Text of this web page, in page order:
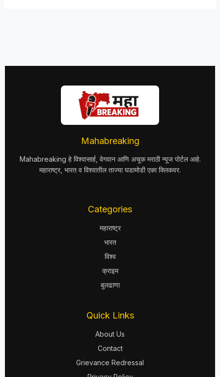
Mahabreaking
Mahabreaking हे विश्वासार्ह, वेगवान आणि अचूक मराठी न्यूज पोर्टल आहे.
महाराष्ट्र, भारत व विश्वातील ताज्या घडामोडी एका क्लिकवर.
Categories
महाराष्ट्र
भारत
विश्व
क्राइम
बुलढाणा
Quick Links
About Us
Contact
Grievance Redressal